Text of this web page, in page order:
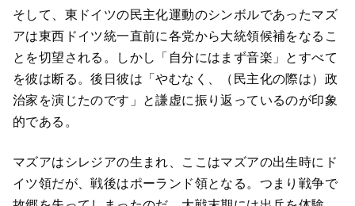
そして、東ドイツの民主化運動のシンボルであったマズ
アは東西ドイツ統一直前に各党から大統領候補をなるこ
とを切望される。しかし「自分にはまず音楽」とすべて
を彼は断る。後日彼は「やむなく、（民主化の際は）政
治家を演じたのです」と謙虚に振り返っているのが印象
的である。
マズアはシレジアの生まれ、ここはマズアの出生時にド
イツ領だが、戦後はポーランド領となる。つまり戦争で